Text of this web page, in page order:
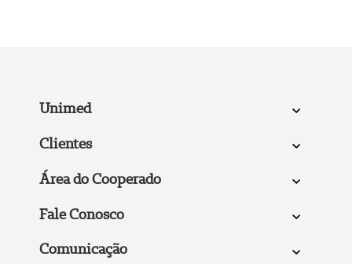
Unimed
Clientes
Área do Cooperado
Fale Conosco
Comunicação